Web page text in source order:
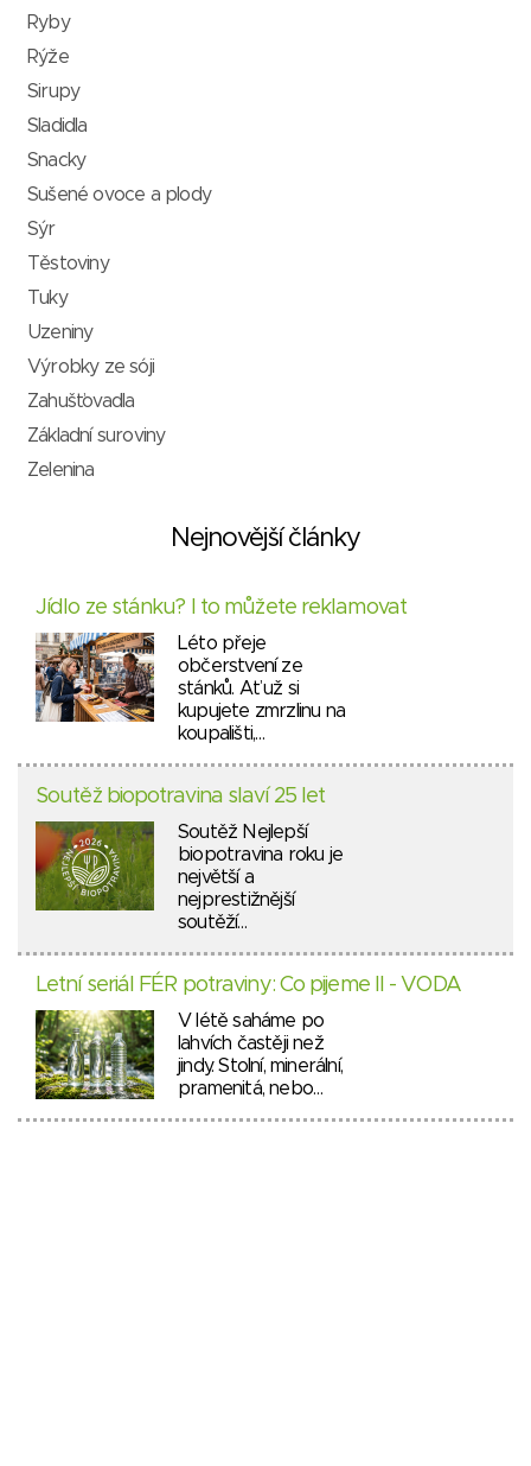
Ryby
Rýže
Sirupy
Sladidla
Snacky
Sušené ovoce a plody
Sýr
Těstoviny
Tuky
Uzeniny
Výrobky ze sóji
Zahušťovadla
Základní suroviny
Zelenina
Nejnovější články
Jídlo ze stánku? I to můžete reklamovat
Léto přeje
občerstvení ze
stánků. Ať už si
kupujete zmrzlinu na
koupališti,…
Soutěž biopotravina slaví 25 let
Soutěž Nejlepší
biopotravina roku je
největší a
nejprestižnější
soutěží…
Letní seriál FÉR potraviny: Co pijeme II - VODA
V létě saháme po
lahvích častěji než
jindy. Stolní, minerální,
pramenitá, nebo…